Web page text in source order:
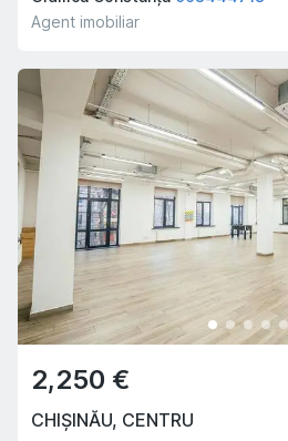
Agent imobiliar
2,250 €
CHIȘINĂU, CENTRU